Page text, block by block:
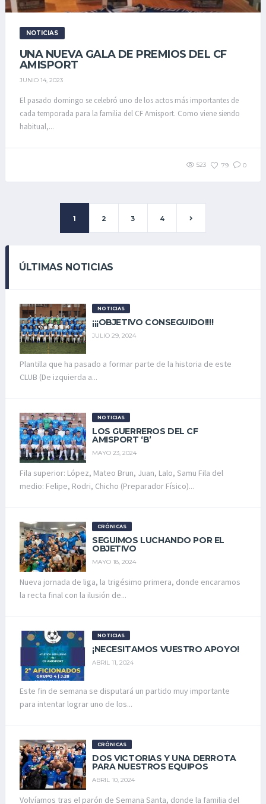
NOTICIAS
UNA NUEVA GALA DE PREMIOS DEL CF
AMISPORT
JUNIO 14, 2023
El pasado domingo se celebró uno de los actos más importantes de
cada temporada para la familia del CF Amisport. Como viene siendo
habitual,...
523 79 0
1 2 3 4
ÚLTIMAS NOTICIAS
NOTICIAS
¡¡¡OBJETIVO CONSEGUIDO!!!!
JULIO 29, 2024
Plantilla que ha pasado a formar parte de la historia de este
CLUB (De izquierda a...
NOTICIAS
LOS GUERREROS DEL CF
AMISPORT ‘B’
MAYO 23, 2024
Fila superior: López, Mateo Brun, Juan, Lalo, Samu Fila del
medio: Felipe, Rodri, Chicho (Preparador Físico)...
CRÓNICAS
SEGUIMOS LUCHANDO POR EL
OBJETIVO
MAYO 18, 2024
Nueva jornada de liga, la trigésimo primera, donde encaramos
la recta final con la ilusión de...
NOTICIAS
¡NECESITAMOS VUESTRO APOYO!
ABRIL 11, 2024
Este fin de semana se disputará un partido muy importante
para intentar lograr uno de los...
CRÓNICAS
DOS VICTORIAS Y UNA DERROTA
PARA NUESTROS EQUIPOS
ABRIL 10, 2024
Volvíamos tras el parón de Semana Santa, donde la familia del